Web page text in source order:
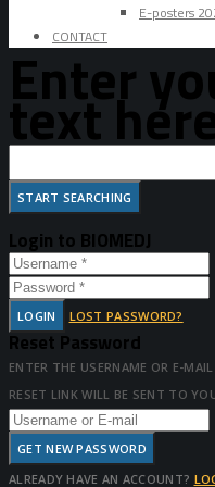
E-posters
CONTACT
Enter
text
Login to BIOMEDJ
LOGIN LOST PASSWORD?
Reset Password
ENTER THE USERNAME OR E-
RESET LINK WILL BE SENT TO
GET NEW PASSWORD
ALREADY HAVE AN ACCOUNT?